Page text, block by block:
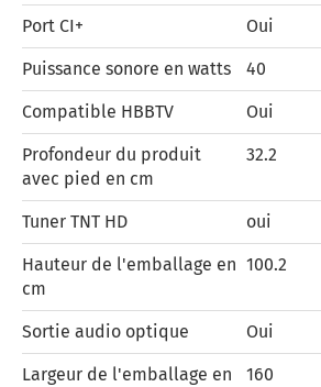
Port CI+ Oui
Puissance sonore en watts 40
Compatible HBBTV Oui
Profondeur du produit
avec pied en cm
32.2
Tuner TNT HD oui
Hauteur de l'emballage en
cm
100.2
Sortie audio optique Oui
Largeur de l'emballage en
160